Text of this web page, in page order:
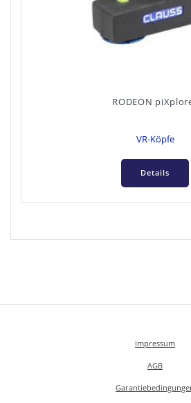
RODEON
VR-Köpfe
Details
Impressum
AGB